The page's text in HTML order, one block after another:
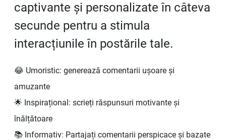
captivante și personalizate în câteva
secunde pentru a stimula
interacțiunile în postările tale.
😂 Umoristic: generează comentarii ușoare și
amuzante
🌟 Inspirațional: scrieți răspunsuri motivante și
înălțătoare
📚 Informativ: Partajați comentarii perspicace și bazate